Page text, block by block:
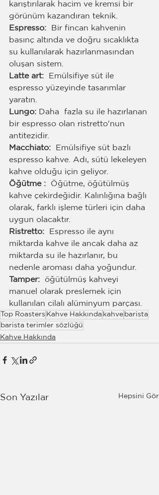
karıştırılarak hacim ve kremsi bir
görünüm kazandıran teknik.
Espresso:
Bir fincan kahvenin
basınç altında ve doğru sıcaklıkta
su kullanılarak hazırlanmasından
oluşan sistem.
Latte art:
Emülsifiye süt ile
espresso yüzeyinde tasarımlar
yaratın.
Lungo: Daha
fazla su ile hazırlanan
bir espresso olan ristretto'nun
antitezidir.
Macchiato:
Emülsifiye süt bazlı
espresso kahve. Adı, sütü lekeleyen
kahve olduğu için geliyor.
Öğütme :
Öğütme, öğütülmüş
kahve çekirdeğidir. Kalınlığına bağlı
olarak, farklı işleme türleri için daha
uygun olacaktır.
Ristretto:
Espresso ile aynı
miktarda kahve ile ancak daha az
miktarda su ile hazırlanır, bu
nedenle aroması daha yoğundur.
Tamper:
öğütülmüş kahveyi
manuel olarak preslemek için
kullanılan cilalı alüminyum parçası.
Top Roasters Kahve Hakkında kahve barista
barista terimler sözlüğü
Kahve Hakkında
Son Yazılar Hepsini Gör